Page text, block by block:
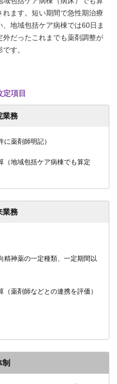
ます。短い期間で急性期治療
地域包括ケア病棟では60日ま
だったこれまでも薬剤調整が
す。
項目
業務
薬剤師明記）
（地域包括ケア病棟でも算定
業務
精神薬の一定種類、一定期間以
（薬剤師などとの連携を評価）
制